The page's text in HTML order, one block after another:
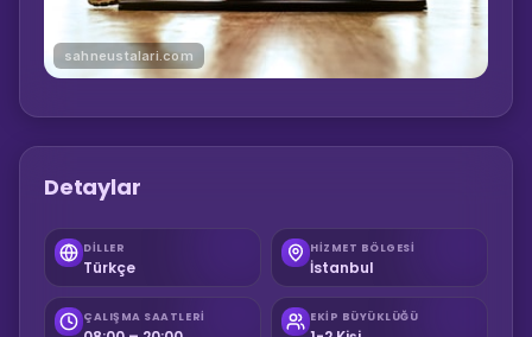
sahneustalari.com
Detaylar
DILLER
Türkçe
HIZMET BÖLGESI
İstanbul
ÇALIŞMA SAATLERI EKIP BÜYÜKLÜĞÜ